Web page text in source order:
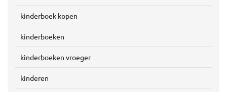
kinderboek kopen
kinderboeken
kinderboeken vroeger
kinderen